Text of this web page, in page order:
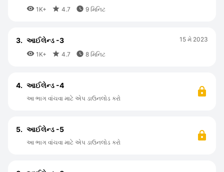
 1K+  4.7  9 મિનિટ
3. આઈલેન્ડ -3
 1K+  4.7  8 મિનિટ
15 મે 2023
4. આઈલેન્ડ -4
આ ભાગ વાંચવા માટે એપ ડાઉનલોડ કરો
5. આઈલેન્ડ -5
આ ભાગ વાંચવા માટે એપ ડાઉનલોડ કરો